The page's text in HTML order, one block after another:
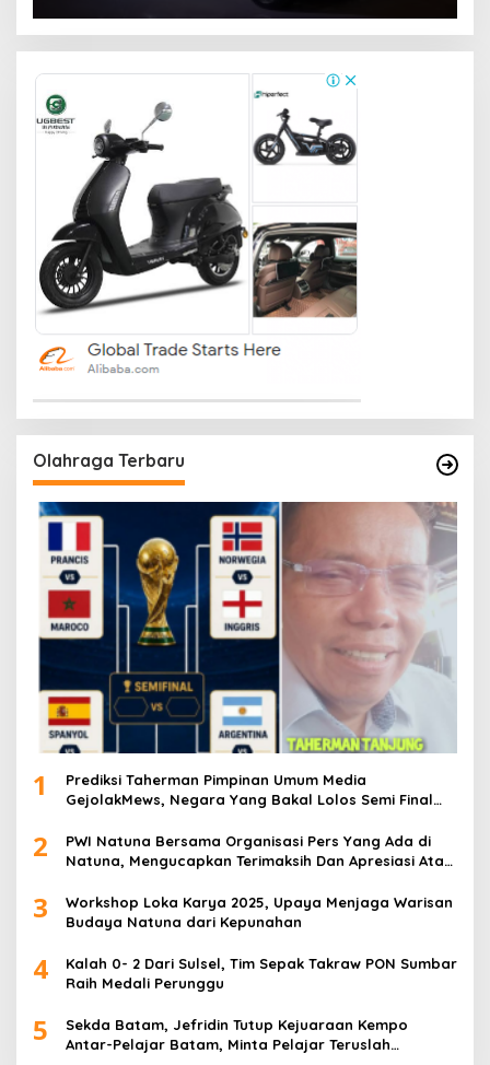
Olahraga Terbaru
1
Prediksi Taherman Pimpinan Umum Media
GejolakMews, Negara Yang Bakal Lolos Semi Final
2
PWI Natuna Bersama Organisasi Pers Yang Ada di
Natuna, Mengucapkan Terimaksih Dan Apresiasi Atas
dan Insan Pers
3
Workshop Loka Karya 2025, Upaya Menjaga Warisan
Budaya Natuna dari Kepunahan
4
Kalah 0- 2 Dari Sulsel, Tim Sepak Takraw PON Sumbar
Raih Medali Perunggu
5
Sekda Batam, Jefridin Tutup Kejuaraan Kempo
Antar-Pelajar Batam, Minta Pelajar Teruslah